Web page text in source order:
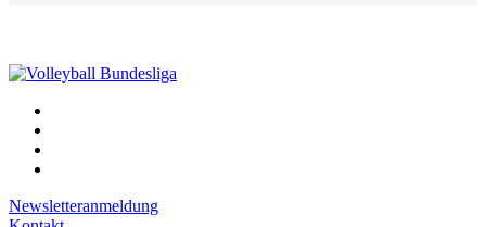
Newsletteranmeldung